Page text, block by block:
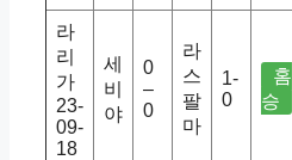
라
리
가
23-
09-
18
세
비
야
0
–
0
라
스
팔
마
1-
0
홈
승